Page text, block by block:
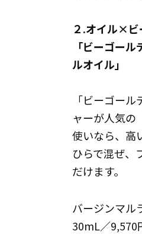
２.オイル×ビ
「ビーゴー
ルオイル」
「ビーゴー
ャーが人気の
使いなら、高
ひらで混ぜ、
だけます。
バージンマル
30mL／9,570